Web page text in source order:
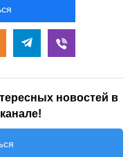
новостей в